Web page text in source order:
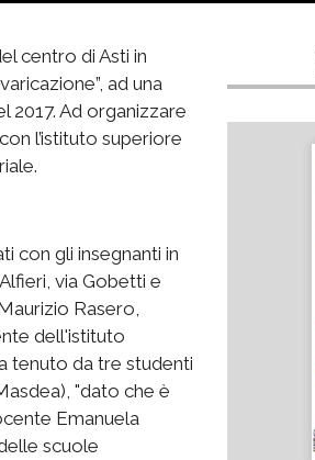
centro di Asti in
ad una
2017. Ad organizzare
l’istituto superiore
con gli insegnanti in
via Gobetti e
Rasero,
dell'istituto
tenuto da tre studenti
"dato che è
Emanuela
scuole